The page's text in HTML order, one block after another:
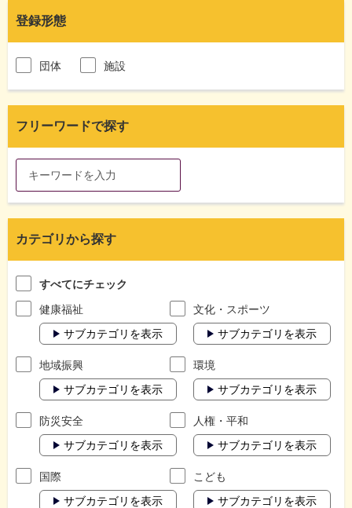
登録形態
団体 施設
フリーワードで探す
カテゴリから探す
すべてにチェック
健康福祉
サブカテゴリを表示
文化・スポーツ
サブカテゴリを表示
地域振興
サブカテゴリを表示
環境
サブカテゴリを表示
防災安全
サブカテゴリを表示
人権・平和
サブカテゴリを表示
国際
サブカテゴリを表示
こども
サブカテゴリを表示